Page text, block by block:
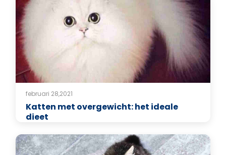
februari 28,2021
Katten met overgewicht: het ideale
dieet